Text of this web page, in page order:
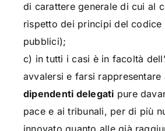
di carattere generale di cui al
rispetto dei principi del codice
pubblici);
c) in tutti i casi è in facoltà
avvalersi e farsi rappresentare
dipendenti delegati pure
pace e ai tribunali, per di più